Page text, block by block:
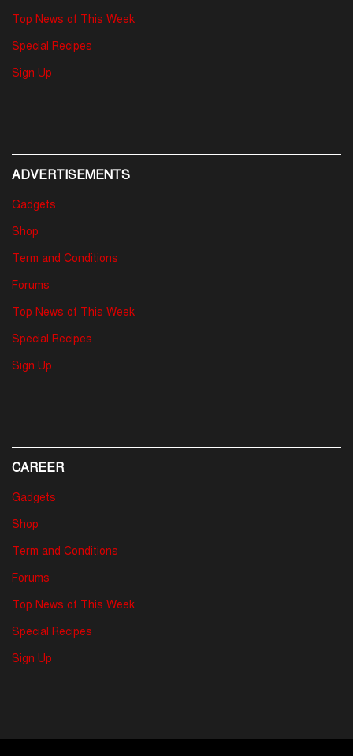
Top News of This Week
Special Recipes
Sign Up
ADVERTISEMENTS
Gadgets
Shop
Term and Conditions
Forums
Top News of This Week
Special Recipes
Sign Up
CAREER
Gadgets
Shop
Term and Conditions
Forums
Top News of This Week
Special Recipes
Sign Up